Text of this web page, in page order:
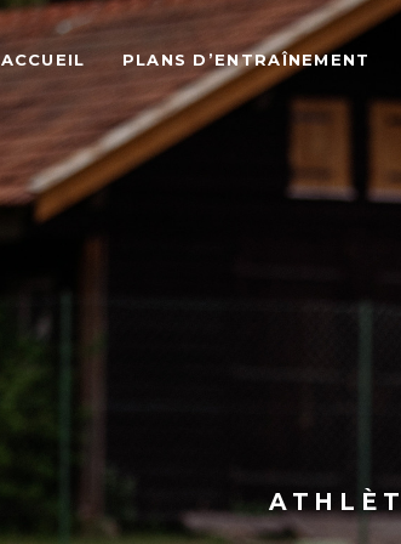
ACCUEIL PLANS D’ENTRAÎNEMENT